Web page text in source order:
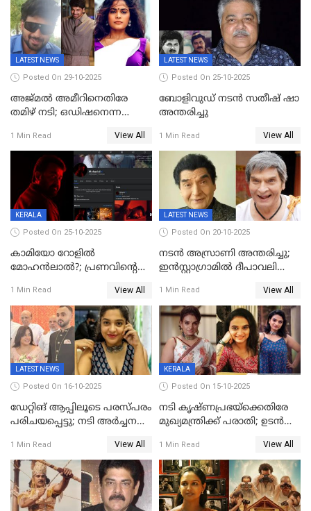
LATEST NEWS
Posted On 29-10-2025
അജ്മല്‍ അമീറിനെതിരേ
തമിഴ് നടി; ഒഡിഷനെന്ന
വിളിച്ചു, മോശം പെരുമാറ്റം
1 Min Read View All
LATEST NEWS
Posted On 25-10-2025
ബോളിവുഡ് നടൻ സതീഷ് ഷാ
അന്തരിച്ചു
1 Min Read View All
KERALA
Posted On 25-10-2025
കാമിയോ റോളിൽ
മോഹൻലാൽ?; പ്രണവിന്റെ
പിന്നാലെ ഡിപി; ചർച്ചയായി
സോഷ്യൽ മീഡിയ ചിത്രങ്ങൾ
1 Min Read View All
LATEST NEWS
Posted On 20-10-2025
നടന്‍ അസ്രാണി അന്തരിച്ചു;
ഇന്‍‌സ്റ്റാഗ്രാമില്‍ ദീപാവലി
മണിക്കൂറുകള്‍ക്കകം
വിയോഗം
1 Min Read View All
LATEST NEWS
Posted On 16-10-2025
ഡേറ്റിങ് ആപ്പിലൂടെ പരസ്പരം
പരിചയപ്പെട്ടു; നടി അർച്ചന
1 Min Read View All
KERALA
Posted On 15-10-2025
നടി കൃഷ്ണപ്രഭയ്‌ക്കെതിരേ
മുഖ്യമന്ത്രിക്ക് പരാതി; ഉടൻ
പരാതിയിൽ
1 Min Read View All